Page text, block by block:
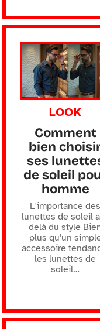
LOOK
Comment
bien
ses
de soleil
homme
L'importance des
lunettes de soleil
delà du style
plus qu'un
accessoire
les lunettes de
soleil…